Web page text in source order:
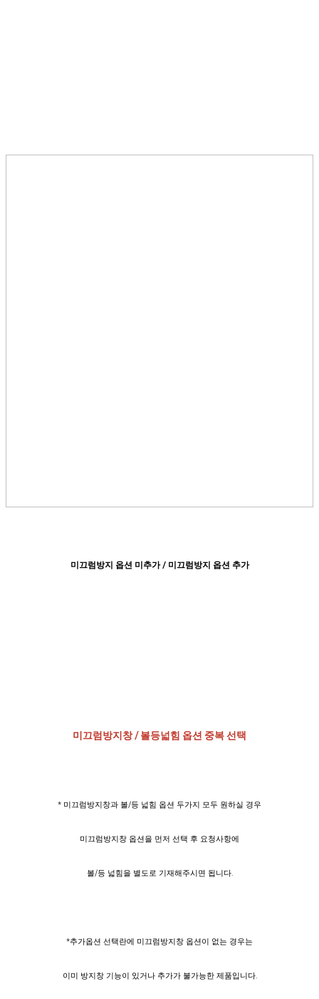
미끄럼방지 옵션 미추가 / 미끄럼방지 옵션 추가​
미끄럼방지창 / 볼등넓힘 옵션 중복 선택
* 미끄럼방지창과 볼/등 넓힘 옵션 두가지 모두 원하실 경우
미끄럼방지창 옵션을 먼저 선택 후 요청사항에
볼/등 넓힘을 별도로 기재해주시면 됩니다.
*추가옵션 선택란에 미끄럼방지창 옵션이 없는 경우는
이미 방지창 기능이 있거나 추가가 불가능한 제품입니다.